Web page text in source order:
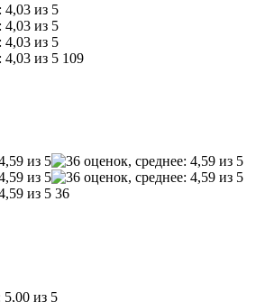
109
36